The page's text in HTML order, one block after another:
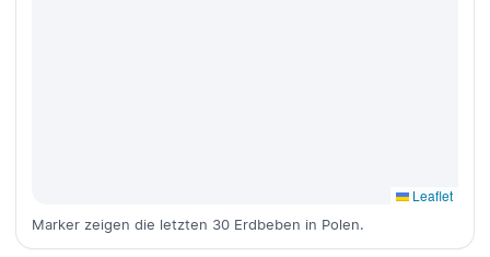
Leaflet
Marker zeigen die letzten 30 Erdbeben in Polen.